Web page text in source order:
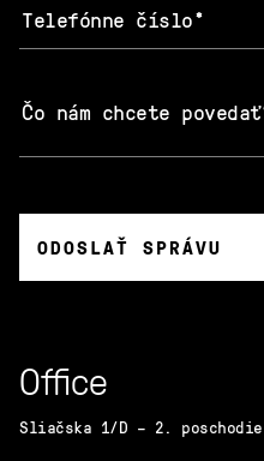
ODOSLAŤ SPRÁVU
Office
Sliačska 1/D – 2.